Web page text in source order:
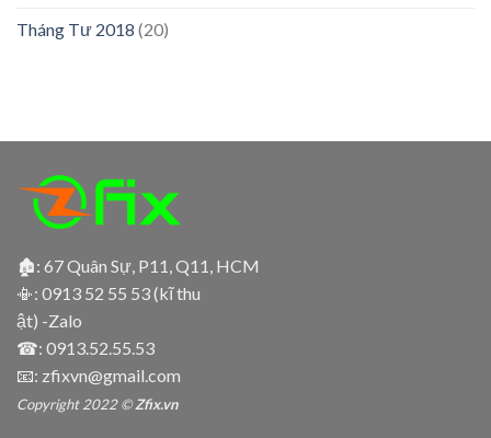
Tháng Tư 2018 (20)
🏚: 67 Quân Sự, P11, Q11, HCM
📳: 0913 52 55 53 (kĩ thu
ật) -Zalo
☎: 0913.52.55.53
📧: zfixvn@gmail.com
Copyright 2022 ©Zfix.vn